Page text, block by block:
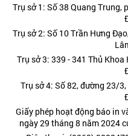
Trụ sở 1: Số 38 Quang Trung,
Trụ sở 2: Số 10 Trần Hưng
Trụ sở 3: 339 - 341 Thủ
Trụ sở 4: Số 82, đường 23/
Giấy phép hoạt động báo in
ngày 29 tháng 8 năm 2024